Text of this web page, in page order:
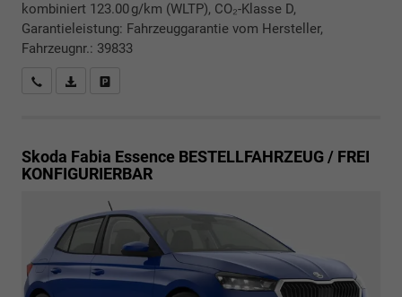
kombiniert 123.00 g/km (WLTP), CO₂-Klasse D,
Garantieleistung: Fahrzeuggarantie vom Hersteller,
Fahrzeugnr.: 39833
Rückrufbitte absenden
PDF-Datei, Fahrzeugexposé drucken
Skoda Fabia Essence BESTELLFAHRZEUG / FREI
KONFIGURIERBAR